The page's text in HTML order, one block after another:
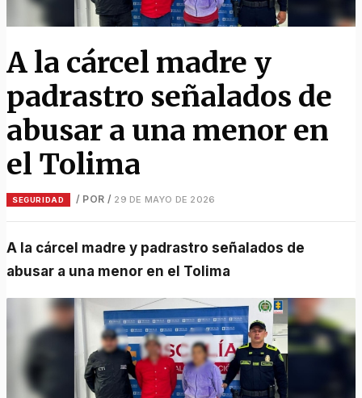
A la cárcel madre y
padrastro señalados de
abusar a una menor en
el Tolima
SEGURIDAD / POR / 29 DE MAYO DE 2026
A la cárcel madre y padrastro señalados de
abusar a una menor en el Tolima